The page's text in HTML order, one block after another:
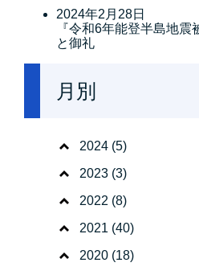
2024年2月28日
『令和6年能登半島地
と御礼
月別
2024 (5)
2023 (3)
2022 (8)
2021 (40)
2020 (18)